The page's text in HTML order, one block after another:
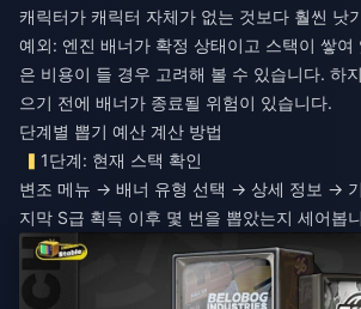
캐릭터가 캐릭터 자체가 없는 것보다 훨씬 낫
예외: 엔진 배너가 확정 상태이고 스택이 쌓여
은 비용이 들 경우 고려해 볼 수 있습니다. 하
으기 전에 배너가 종료될 위험이 있습니다.
단계별 뽑기 예산 계산 방법
1단계: 현재 스택 확인
변조 메뉴 → 배너 유형 선택 → 상세 정보 →
지막 S급 획득 이후 몇 번을 뽑았는지 세어봅